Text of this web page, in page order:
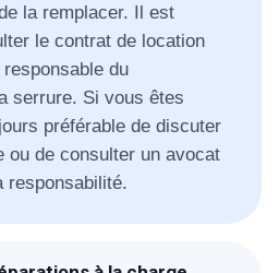
la remplacer. Il est
le contrat de location
du
serrure. Si vous êtes
préférable de discuter
ou de consulter un avocat
responsabilité.